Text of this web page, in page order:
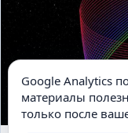
Google Analytics
материалы
только после